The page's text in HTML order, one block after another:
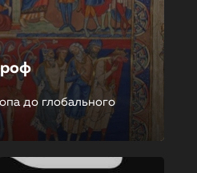
до глобального